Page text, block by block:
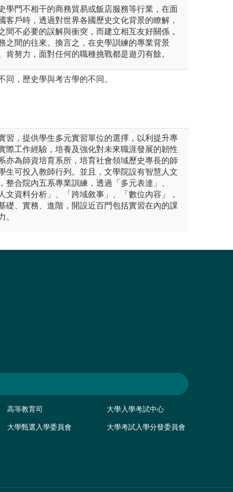
學門不相干的商務貿易或飯店服務等行業，在面
客戶時，透過對世界各國歷史文化背景的瞭解，
間不必要的誤解與衝突，而建立相互友好關係，
之間的往來。換言之，在史學訓練的專業背景
肯努力，面對任何的職種挑戰都是遊刃有餘。
同，歷史學與考古學的不同。
習，提供學生多元實習單位的選擇，以利提升專
際工作經驗，培養及強化對未來職涯發展的韌性
亦為師資培育系所，培育社會領域歷史專長的師
生可投入教師行列。並且，文學院設有智慧人文
整合院內五系專業訓練，透過「多元表達」、
文資料分析」、「跨域敘事」、「數位內容」，
礎、實務、進階，開設近百門包括實習在內的課
。
高等教育司 大學入學考試中心
大學甄選入學委員會 大學考試入學分發委員會